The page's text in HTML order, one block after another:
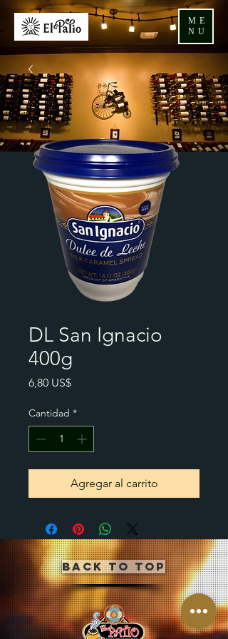
ME
NU
DL San Ignacio
400g
6,80 US$Precio
Cantidad *
Agregar al carrito
Back to Top